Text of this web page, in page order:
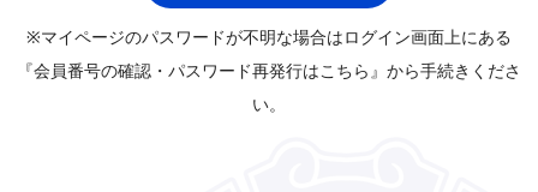
※マイページのパスワードが不明な場合はログイン画面上にある
『会員番号の確認・パスワード再発行はこちら』から手続きくださ
い。